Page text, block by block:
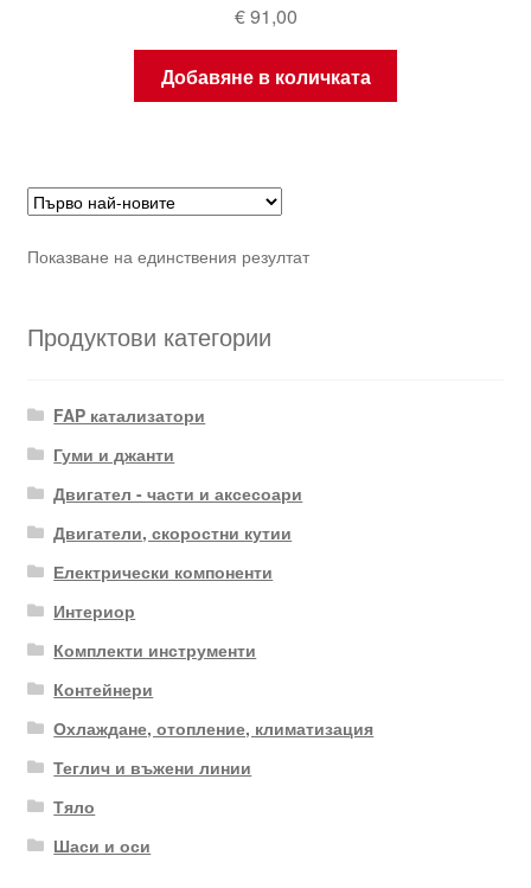
€91,00
Добавяне в количката
Показване на единствения резултат
Продуктови категории
FAP катализатори
Гуми и джанти
Двигател - части и аксесоари
Двигатели, скоростни кутии
Електрически компоненти
Интериор
Комплекти инструменти
Контейнери
Охлаждане, отопление, климатизация
Теглич и въжени линии
Тяло
Шаси и оси